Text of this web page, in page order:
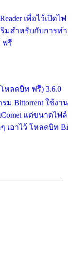
เพื่อไว้เปิดไฟ
ริมสำหรับกับการทำ
ฟรี
หลดบิท ฟรี) 3.6.0
ม Bittorrent ใช้งาน
แต่ขนาดไฟล์
เอาไว้ โหลดบิท Bi